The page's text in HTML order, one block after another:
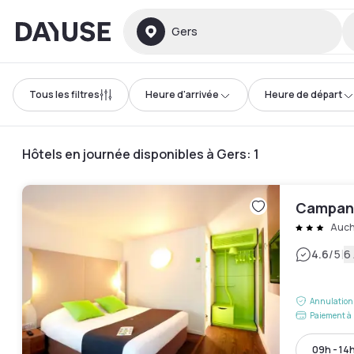
Dayuse Gers
Tous les filtres Heure d'arrivée Heure de départ
Hôtels en journée disponibles à Gers: 1
4.6/5|6
Paiement
09h -